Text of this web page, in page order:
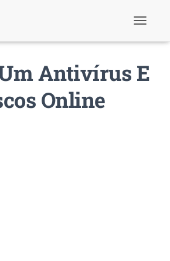
l
e
Antivírus E
Online